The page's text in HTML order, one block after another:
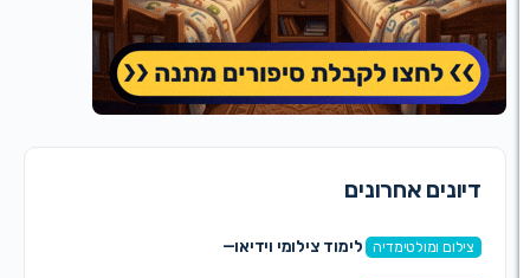
אחרונים
ומולטימדיה לימוד צילומי וידיאו—